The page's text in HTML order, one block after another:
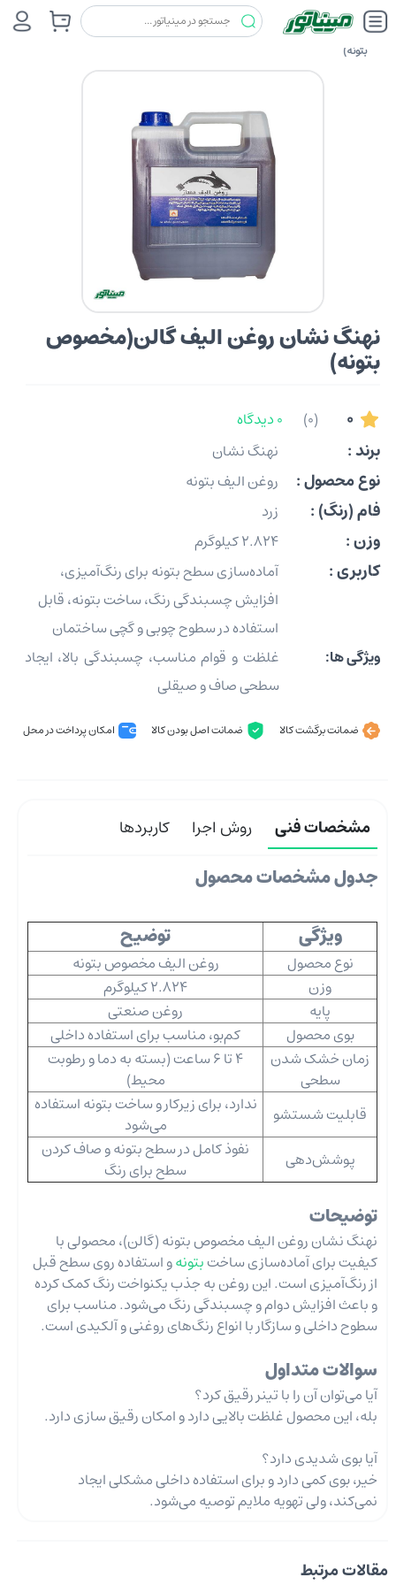
حلال و پرایمر نهنگ نشان
نهنگ نشان روغن الیف گالن(مخصوص
بتونه)
نهنگ نشان روغن الیف گالن(مخصوص
بتونه)
0
(0) 0 دیدگاه
برند : نهنگ نشان
نوع محصول : روغن الیف بتونه
فام (رنگ) : زرد
وزن : 2.824 کیلوگرم
کاربری :
آماده‌سازی سطح بتونه برای رنگ‌آمیزی،
افزایش چسبندگی رنگ، ساخت بتونه، قابل
استفاده در سطوح چوبی و گچی ساختمان
ویژگی ها:
غلظت و قوام مناسب، چسبندگی بالا، ایجاد
سطحی صاف و صیقلی
ضمانت برگشت کالا ضمانت اصل بودن کالا امکان پرداخت در محل
مشخصات فنی روش اجرا کاربردها
جدول مشخصات محصول
ویژگی
توضیح
نوع محصول
روغن الیف مخصوص بتونه
وزن
2.824 کیلوگرم
پایه
روغن صنعتی
بوی محصول
کم‌بو، مناسب برای استفاده داخلی
زمان خشک شدن
سطحی
4 تا 6 ساعت (بسته به دما و رطوبت
محیط)
قابلیت شستشو
ندارد، برای زیرکار و ساخت بتونه استفاده
می‌شود
پوشش‌دهی
نفوذ کامل در سطح بتونه و صاف کردن
سطح برای رنگ
توضیحات
نهنگ نشان روغن الیف مخصوص بتونه (گالن)، محصولی با
کیفیت برای آماده‌سازی ساختبتونهو استفاده روی سطح قبل
از رنگ‌آمیزی است. این روغن به جذب یکنواخت رنگ کمک کرده
و باعث افزایش دوام و چسبندگی رنگ می‌شود. مناسب برای
سطوح داخلی و سازگار با انواع رنگ‌های روغنی و آلکیدی است.
سوالات متداول
آیا می‌توان آن را با تینر رقیق کرد؟
بله، این محصول غلظت بالایی دارد و امکان رقیق سازی دارد.
آیا بوی شدیدی دارد؟
خیر، بوی کمی دارد و برای استفاده داخلی مشکلی ایجاد
نمی‌کند، ولی تهویه ملایم توصیه می‌شود.
مقالات مرتبط